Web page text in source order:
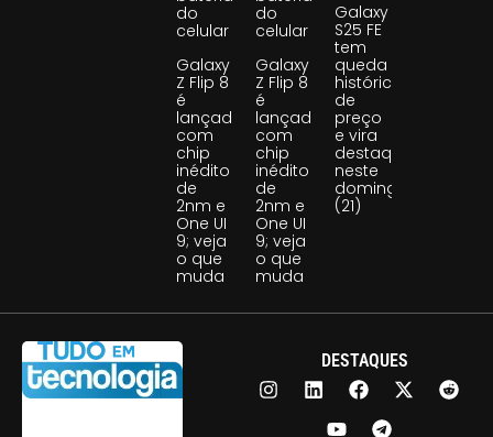
do
celular
Galaxy
Z Flip 8
é
lançado
com
chip
inédito
de
2nm e
One UI
9; veja
o que
muda
do
celular
Galaxy
Z Flip 8
é
lançado
com
chip
inédito
de
2nm e
One UI
9; veja
o que
muda
Galaxy
S25 FE
tem
queda
histórica
de
preço
e vira
destaque
neste
domingo
(21)
DESTAQUES